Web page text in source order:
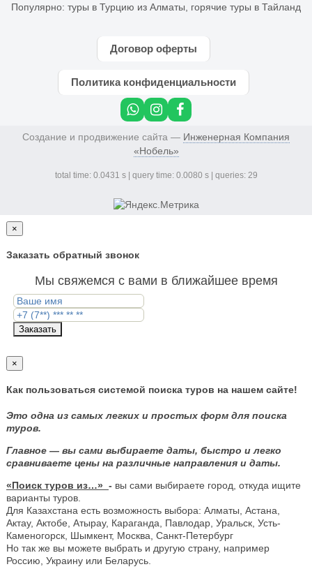
Популярно: туры в Турцию из Алматы горячие туры в Тайланд
Договор оферты
Политика конфиденциальности
Создание и продвижение сайта — Инженерная Компания
«Нобель»
total time: 0.0431 s | query time: 0.0080 s | queries: 29
×
Заказать обратный звонок
Мы свяжемся с вами в ближайшее время
Заказать
×
Как пользоваться системой поиска туров на нашем сайте!
Это одна из самых легких и простых форм для поиска
туров.
Главное — вы сами выбираете даты, быстро и легко
сравниваете цены на различные направления и даты.
«Поиск туров из…» - вы сами выбираете город, откуда ищите
варианты туров.
Для Казахстана есть возможность выбора: Алматы, Астана,
Актау, Актобе, Атырау, Караганда, Павлодар, Уральск, Усть-
Каменогорск, Шымкент, Москва, Санкт-Петербург
Но так же вы можете выбрать и другую страну, например
Россию, Украину или Беларусь.